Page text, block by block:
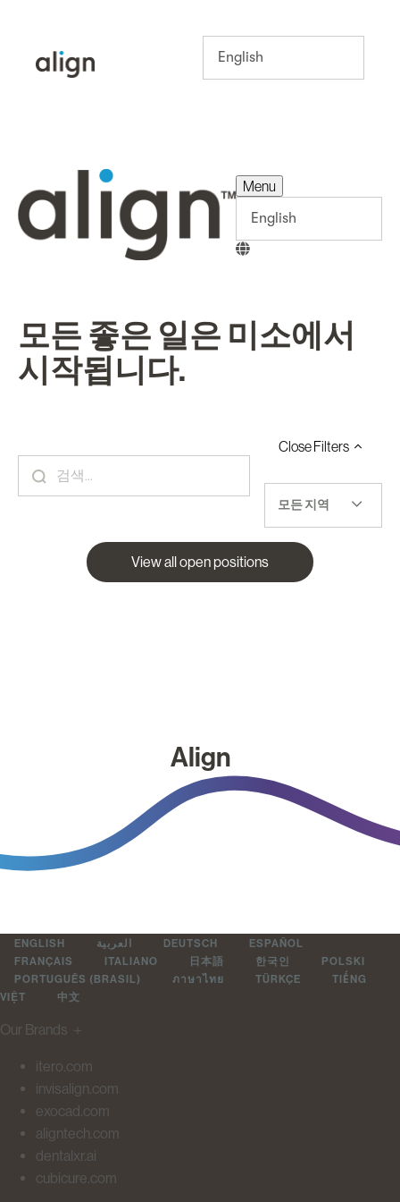
Menu
모든 좋은 일은 미소에서
시작됩니다.
CloseFilters
모든 지역
View all open positions
Align
ENGLISH العربية DEUTSCH
ESPAÑOL
FRANÇAIS
ITALIANO 日本語 한국인
POLSKI
PORTUGUÊS (BRASIL)
ภาษาไทย TÜRKÇE
TIẾNG
VIỆT
中文
Our Brands ＋
itero.com
invisalign.com
exocad.com
aligntech.com
dentalxr.ai
cubicure.com